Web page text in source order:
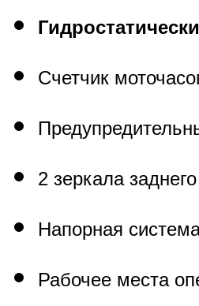
Счетчик
2 зеркала
Напорная
Рабочее места